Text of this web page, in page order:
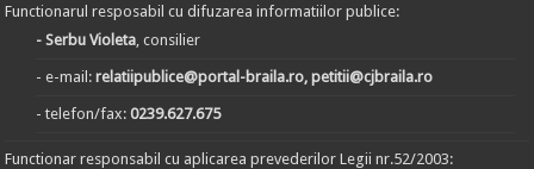
Functionarul resposabil cu difuzarea informatiilor publice:
- Serbu Violeta , consilier
- e-mail:relatiipublice@portal-braila.ro, petitii@cjbraila.ro
- telefon/fax:0239.627.675
Functionar responsabil cu aplicarea prevederilor Legii nr.52/2003: